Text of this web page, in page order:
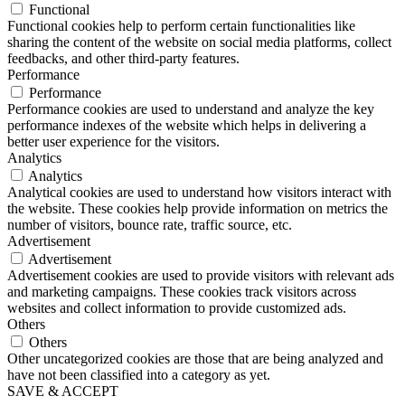
Functional
Functional cookies help to perform certain functionalities like
sharing the content of the website on social media platforms, collect
feedbacks, and other third-party features.
Performance
Performance
Performance cookies are used to understand and analyze the key
performance indexes of the website which helps in delivering a
better user experience for the visitors.
Analytics
Analytics
Analytical cookies are used to understand how visitors interact with
the website. These cookies help provide information on metrics the
number of visitors, bounce rate, traffic source, etc.
Advertisement
Advertisement
Advertisement cookies are used to provide visitors with relevant ads
and marketing campaigns. These cookies track visitors across
websites and collect information to provide customized ads.
Others
Others
Other uncategorized cookies are those that are being analyzed and
have not been classified into a category as yet.
SAVE & ACCEPT